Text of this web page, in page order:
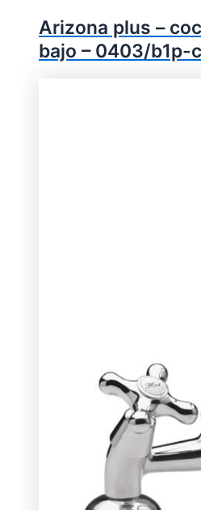
Arizona plus –
bajo – 0403/b1p-